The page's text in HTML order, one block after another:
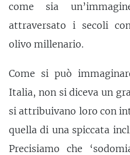
come sia
attraversato i secoli
olivo millenario.
Come si può
Italia, non si diceva un
si attribuivano loro con
quella di una spiccata
Precisiamo che